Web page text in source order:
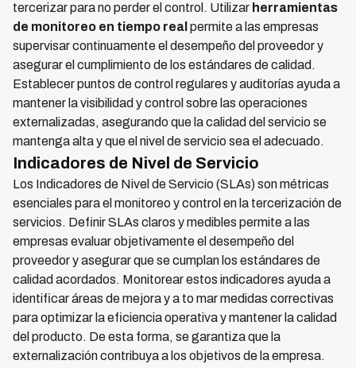
tercerizar para no perder el control. Utilizar herramientas
de monitoreo en tiempo real permite a las empresas
supervisar continuamente el desempeño del proveedor y
asegurar el cumplimiento de los estándares de calidad.
Establecer puntos de control regulares y auditorías ayuda a
mantener la visibilidad y control sobre las operaciones
externalizadas, asegurando que la calidad del servicio se
mantenga alta y que el nivel de servicio sea el adecuado.
Indicadores de Nivel de Servicio
Los Indicadores de Nivel de Servicio (SLAs) son métricas
esenciales para el monitoreo y control en la tercerización de
servicios. Definir SLAs claros y medibles permite a las
empresas evaluar objetivamente el desempeño del
proveedor y asegurar que se cumplan los estándares de
calidad acordados. Monitorear estos indicadores ayuda a
identificar áreas de mejora y a to mar medidas correctivas
para optimizar la eficiencia operativa y mantener la calidad
del producto. De esta forma, se garantiza que la
externalización contribuya a los objetivos de la empresa.